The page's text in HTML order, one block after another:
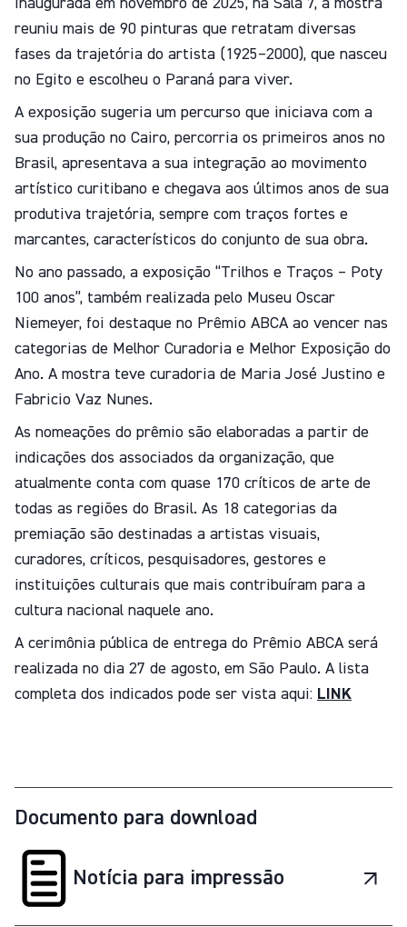
Inaugurada em novembro de 2025, na Sala 7, a mostra
reuniu mais de 90 pinturas que retratam diversas
fases da trajetória do artista (1925–2000), que nasceu
no Egito e escolheu o Paraná para viver.
A exposição sugeria um percurso que iniciava com a
sua produção no Cairo, percorria os primeiros anos no
Brasil, apresentava a sua integração ao movimento
artístico curitibano e chegava aos últimos anos de sua
produtiva trajetória, sempre com traços fortes e
marcantes, característicos do conjunto de sua obra.
No ano passado, a exposição “Trilhos e Traços – Poty
100 anos”, também realizada pelo Museu Oscar
Niemeyer, foi destaque no Prêmio ABCA ao vencer nas
categorias de Melhor Curadoria e Melhor Exposição do
Ano. A mostra teve curadoria de Maria José Justino e
Fabricio Vaz Nunes.
As nomeações do prêmio são elaboradas a partir de
indicações dos associados da organização, que
atualmente conta com quase 170 críticos de arte de
todas as regiões do Brasil. As 18 categorias da
premiação são destinadas a artistas visuais,
curadores, críticos, pesquisadores, gestores e
instituições culturais que mais contribuíram para a
cultura nacional naquele ano.
A cerimônia pública de entrega do Prêmio ABCA será
realizada no dia 27 de agosto, em São Paulo. A lista
completa dos indicados pode ser vista aqui: LINK
Documento para download
Notícia para impressão